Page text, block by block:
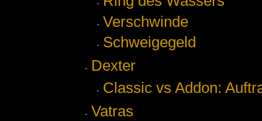
Verschwinde
Schweigegeld
Dexter
Classic vs Addon:
Vatras